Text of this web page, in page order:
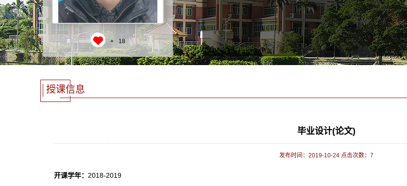
+ 18
授课信息
毕业设计(论文)
发布时间：2019-10-24 点击次数： 7
开课学年： 2018-2019